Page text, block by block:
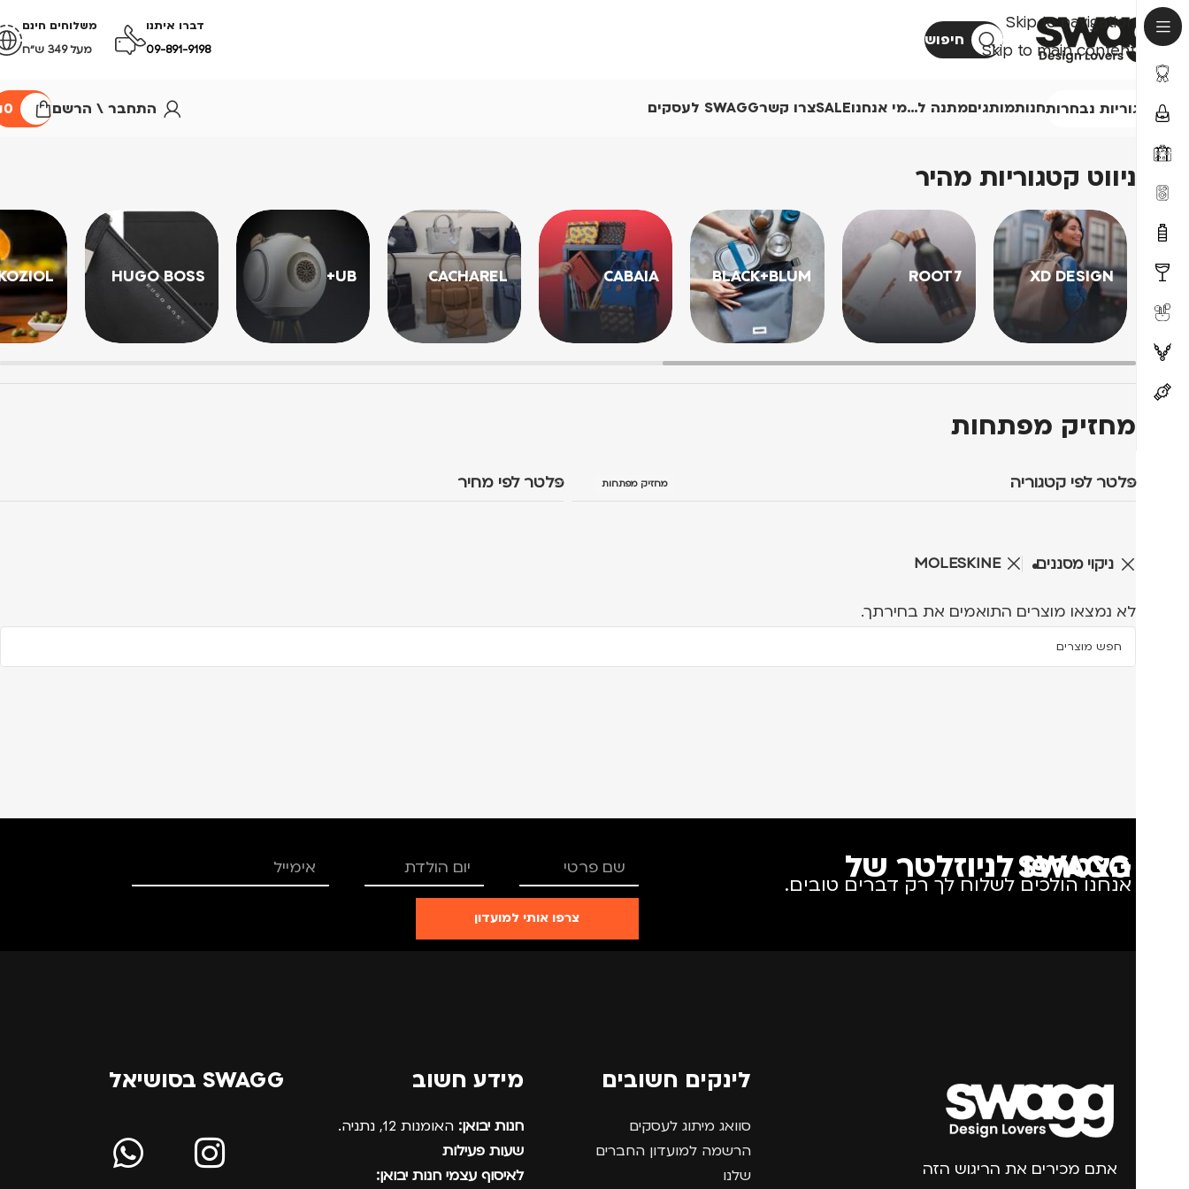
Skip to navigation
Skip to main content
חיפוש
דברו איתנו
09-891-9198
משלוחים חינם
מעל 349 ש״ח
קטגוריות נבחרותחנותמותגיםמתנה ל…מי אנחנוSALEצרו קשרSWAGG לעסקים התחבר \ הרשם 0
ניווט קטגוריות מהיר
XD DESIGN
ROOT7
BLACK+BLUM
CABAIA
CACHAREL
UB+
HUGO BOSS
מחזיק מפתחות
פלטר לפי קטגוריה מחזיק מפתחות פלטר לפי מחיר
ניקוי מסננים MOLESKINE
לא נמצאו מוצרים התואמים את בחירתך.
הצטרפו לניוזלטר של SWAGG
אנחנו הולכים לשלוח לך רק דברים טובים.
צרפו אותי למועדון
אתם מכירים את הריגוש הזה
לינקים חשובים
סוואג מיתוג לעסקים
הרשמה למועדון החברים
שלנו
מידע חשוב
חנות יבואן: האומנות 12, נתניה.
שעות פעילות
לאיסוף עצמי חנות יבואן:
SWAGG בסושיאל